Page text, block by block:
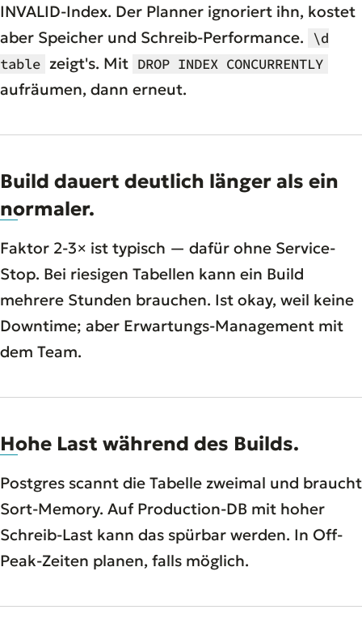
INVALID-Index. Der Planner ignoriert ihn, kostet
aber Speicher und Schreib-Performance. \d
table zeigt's. Mit DROP INDEX CONCURRENTLY
aufräumen, dann erneut.
Build dauert deutlich länger als ein
normaler.
Faktor 2-3× ist typisch — dafür ohne Service-
Stop. Bei riesigen Tabellen kann ein Build
mehrere Stunden brauchen. Ist okay, weil keine
Downtime; aber Erwartungs-Management mit
dem Team.
Hohe Last während des Builds.
Postgres scannt die Tabelle zweimal und braucht
Sort-Memory. Auf Production-DB mit hoher
Schreib-Last kann das spürbar werden. In Off-
Peak-Zeiten planen, falls möglich.